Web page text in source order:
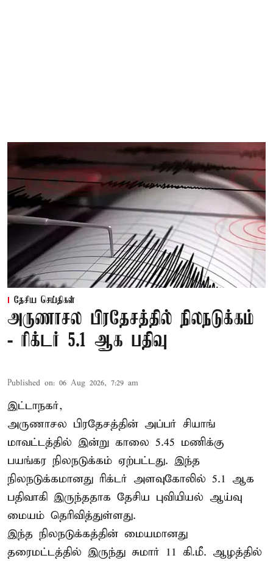
தேசிய செய்திகள்
அருணாசல பிரதேசத்தில் நிலநடுக்கம்
- ரிக்டர் 5.1 ஆக பதிவு
Published on: 06 Aug 2026, 7:29 am
இட்டாநகர்,
அருணாசல பிரதேசத்தின் அப்பர் சியாங்
மாவட்டத்தில் இன்று காலை 5.45 மணிக்கு
பயங்கர நிலநடுக்கம் ஏற்பட்டது. இந்த
நிலநடுக்கமானது ரிக்டர் அளவுகோலில் 5.1 ஆக
பதிவாகி இருந்ததாக தேசிய புவியியல் ஆய்வு
மையம் தெரிவித்துள்ளது.
இந்த நிலநடுக்கத்தின் மையமானது
தரைமட்டத்தில் இருந்து சுமார் 11 கி.மீ. ஆழத்தில்